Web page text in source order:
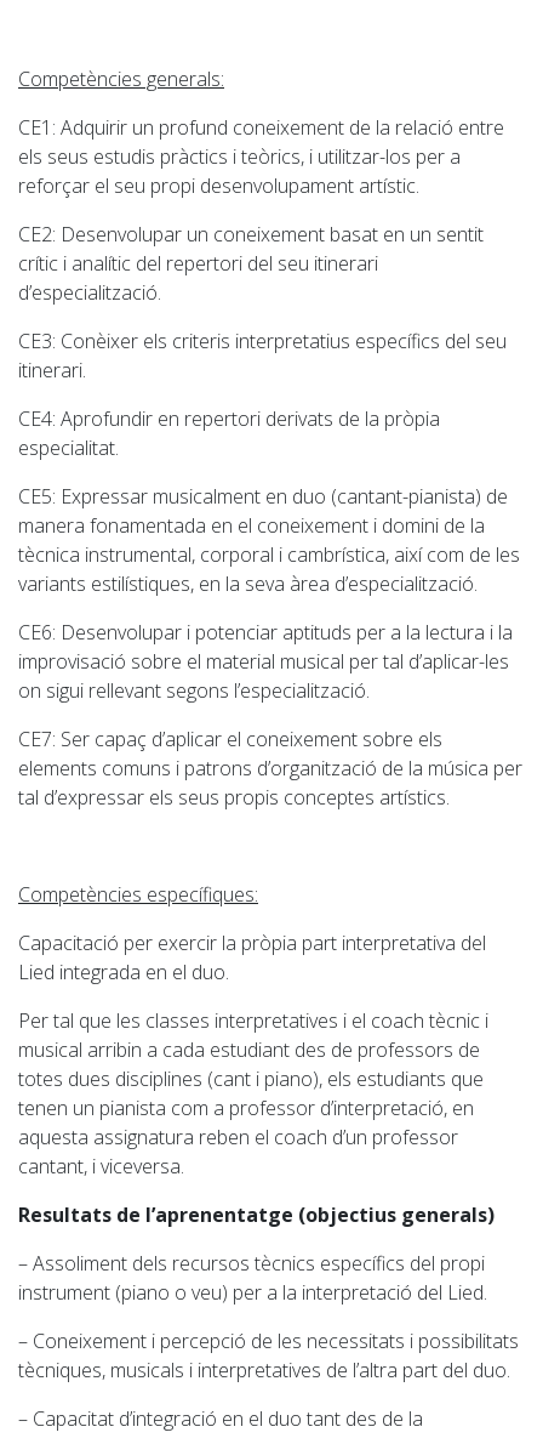
Competències generals:
CE1: Adquirir un profund coneixement de la relació entre
els seus estudis pràctics i teòrics, i utilitzar-los per a
reforçar el seu propi desenvolupament artístic.
CE2: Desenvolupar un coneixement basat en un sentit
crític i analític del repertori del seu itinerari
d’especialització.
CE3: Conèixer els criteris interpretatius específics del seu
itinerari.
CE4: Aprofundir en repertori derivats de la pròpia
especialitat.
CE5: Expressar musicalment en duo (cantant-pianista) de
manera fonamentada en el coneixement i domini de la
tècnica instrumental, corporal i cambrística, així com de les
variants estilístiques, en la seva àrea d’especialització.
CE6: Desenvolupar i potenciar aptituds per a la lectura i la
improvisació sobre el material musical per tal d’aplicar-les
on sigui rellevant segons l’especialització.
CE7: Ser capaç d’aplicar el coneixement sobre els
elements comuns i patrons d’organització de la música per
tal d’expressar els seus propis conceptes artístics.
Competències específiques:
Capacitació per exercir la pròpia part interpretativa del
Lied integrada en el duo.
Per tal que les classes interpretatives i el coach tècnic i
musical arribin a cada estudiant des de professors de
totes dues disciplines (cant i piano), els estudiants que
tenen un pianista com a professor d’interpretació, en
aquesta assignatura reben el coach d’un professor
cantant, i viceversa.
Resultats de l’aprenentatge (objectius generals)
– Assoliment dels recursos tècnics específics del propi
instrument (piano o veu) per a la interpretació del Lied.
– Coneixement i percepció de les necessitats i possibilitats
tècniques, musicals i interpretatives de l’altra part del duo.
– Capacitat d’integració en el duo tant des de la